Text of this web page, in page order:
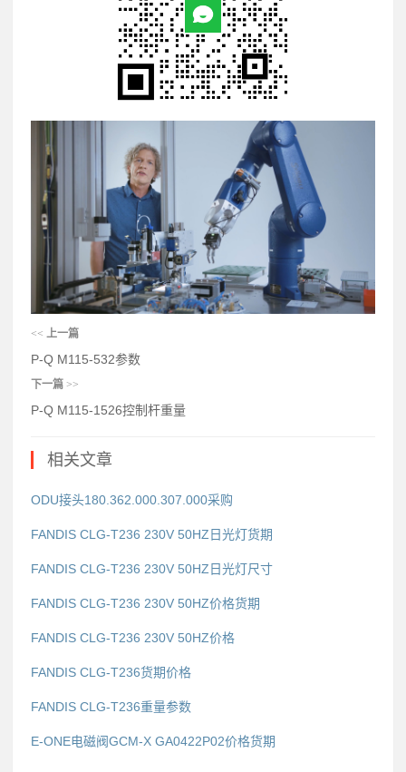
<< 上一篇
P-Q M115-532参数
下一篇 >>
P-Q M115-1526控制杆重量
相关文章
ODU接头180.362.000.307.000采购
FANDIS CLG-T236 230V 50HZ日光灯货期
FANDIS CLG-T236 230V 50HZ日光灯尺寸
FANDIS CLG-T236 230V 50HZ价格货期
FANDIS CLG-T236 230V 50HZ价格
FANDIS CLG-T236货期价格
FANDIS CLG-T236重量参数
E-ONE电磁阀GCM-X GA0422P02价格货期